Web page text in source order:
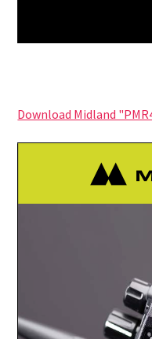
Download Midland